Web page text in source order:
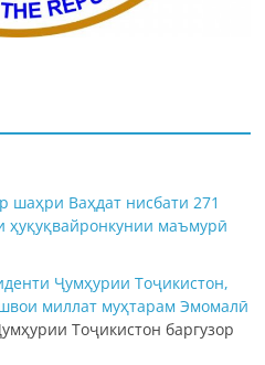
Ваҳдат нисбати 271
ҳуқуқвайронкунии маъмурӣ
Ҷумҳурии Тоҷикистон,
миллат муҳтарам Эмомалӣ
Тоҷикистон баргузор